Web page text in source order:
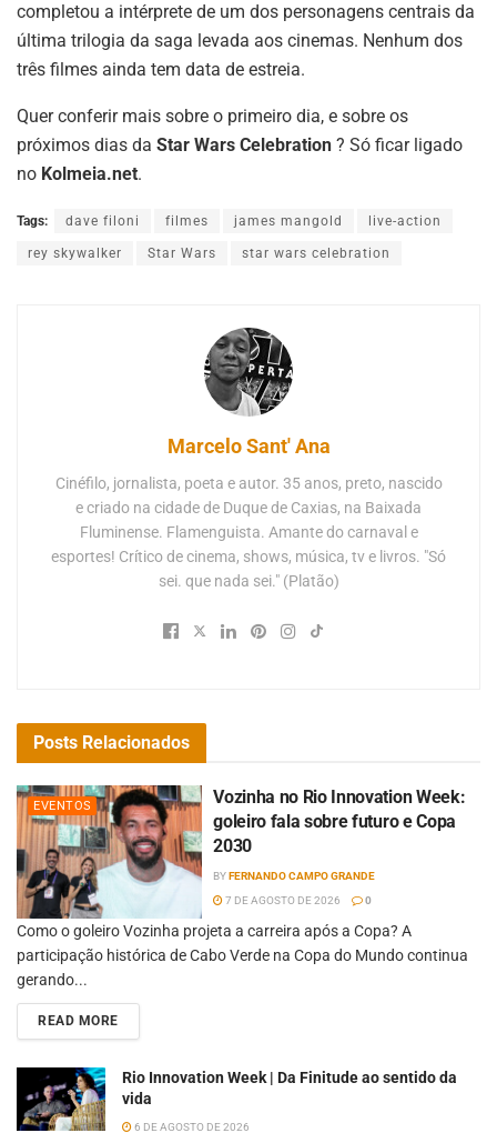
completou a intérprete de um dos personagens centrais da
última trilogia da saga levada aos cinemas. Nenhum dos
três filmes ainda tem data de estreia.
Quer conferir mais sobre o primeiro dia, e sobre os
próximos dias da Star Wars Celebration ? Só ficar ligado
no Kolmeia.net.
Tags: dave filoni filmes james mangold live-action
rey skywalker Star Wars star wars celebration
Marcelo Sant' Ana
Cinéfilo, jornalista, poeta e autor. 35 anos, preto, nascido
e criado na cidade de Duque de Caxias, na Baixada
Fluminense. Flamenguista. Amante do carnaval e
esportes! Crítico de cinema, shows, música, tv e livros. "Só
sei. que nada sei." (Platão)
Posts Relacionados
EVENTOS
Vozinha no Rio Innovation Week:
goleiro fala sobre futuro e Copa
2030
BYFERNANDO CAMPO GRANDE
7 DE AGOSTO DE 2026
0
Como o goleiro Vozinha projeta a carreira após a Copa? A
participação histórica de Cabo Verde na Copa do Mundo continua
gerando...
READ MORE
Rio Innovation Week | Da Finitude ao sentido da
vida
6 DE AGOSTO DE 2026